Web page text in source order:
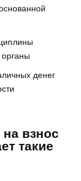
денег
взнос
такие